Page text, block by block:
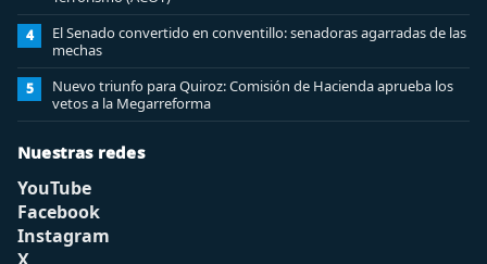
4
El Senado convertido en conventillo: senadoras agarradas de las
mechas
5
Nuevo triunfo para Quiroz: Comisión de Hacienda aprueba los
vetos a la Megarreforma
Nuestras redes
YouTube
Facebook
Instagram